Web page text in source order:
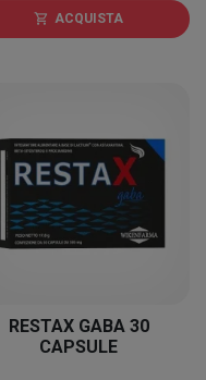
shopping_cart ACQUISTA
RESTAX GABA 30
CAPSULE